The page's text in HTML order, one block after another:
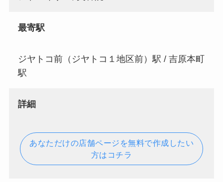
最寄駅
ジヤトコ前（ジヤトコ１地区前）駅 / 吉原本町
駅
詳細
あなただけの店舗ページを無料で作成したい
方はコチラ